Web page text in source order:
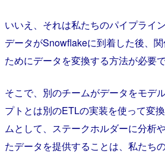
いいえ、それは私たちのパイプライ
データがSnowflakeに到着した後、
ためにデータを変換する方法が必要で
そこで、別のチームがデータをモデ
プトとは別のETLの実装を使って変
ムとして、ステークホルダーに分析
たデータを提供することは、私たちの